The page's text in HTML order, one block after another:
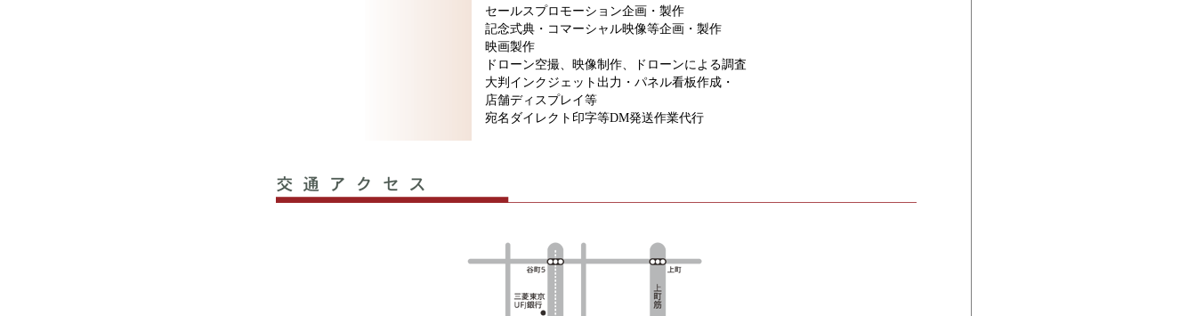
セールスプロモーション企画・製作
記念式典・コマーシャル映像等企画・製作
映画製作
ドローン空撮、映像制作、ドローンによる調査
大判インクジェット出力・パネル看板作成・
店舗ディスプレイ等
宛名ダイレクト印字等DM発送作業代行